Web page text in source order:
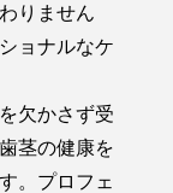
りません
ョナルなケ
欠かさず受
茎の健康を
。プロフェ